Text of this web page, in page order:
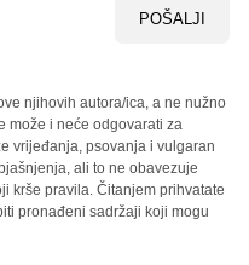
POŠALJI
njihovih autora/ica, a ne nužno
može i neće odgovarati za
vrijeđanja, psovanja i vulgaran
ali to ne obavezuje
krše pravila. Čitanjem prihvatate
pronađeni sadržaji koji mogu